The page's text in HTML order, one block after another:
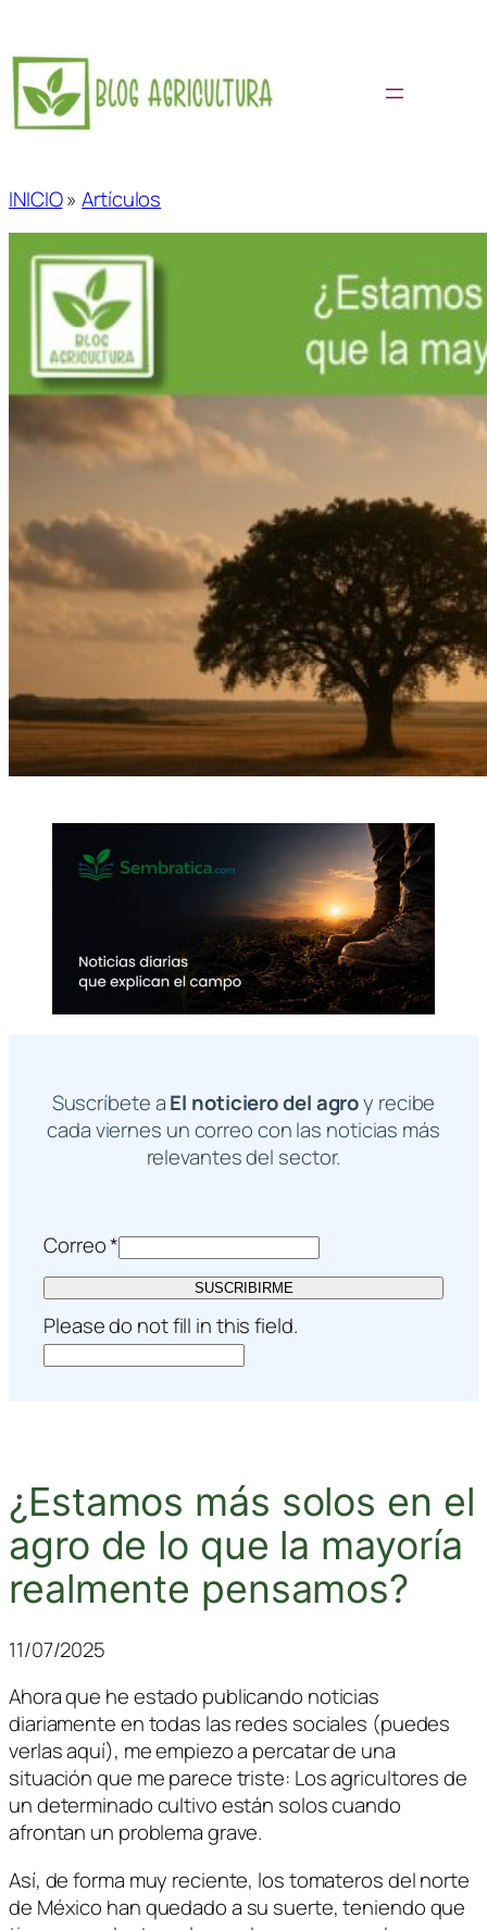
Saltar
al
contenido
INICIO» Artículos
Suscríbete aEl noticiero del agroy recibe
cada viernes un correo con las noticias más
relevantes del sector.
Correo*
SUSCRIBIRME
Please do not fill in this field.
¿Estamos más solos en el
agro de lo que la mayoría
realmente pensamos?
11/07/2025
Ahora que he estado publicando noticias
diariamente en todas las redes sociales (puedes
verlas aquí), me empiezo a percatar de una
situación que me parece triste: Los agricultores de
un determinado cultivo están solos cuando
afrontan un problema grave.
Así, de forma muy reciente, los tomateros del norte
de México han quedado a su suerte, teniendo que